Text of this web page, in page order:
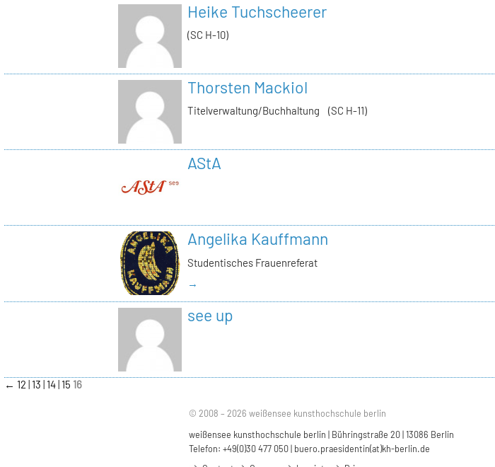
Heike Tuchscheerer
(SC H-10)
Thorsten Mackiol
Titelverwaltung/Buchhaltung (SC H-11)
AStA
Angelika Kauffmann
Studentisches Frauenreferat
→
see up
← 12 13 14 15 16
© 2008 – 2026 weißensee kunsthochschule berlin
weißensee kunsthochschule berlin | Bühringstraße 20 | 13086 Berlin
Telefon: +49(0)30 477 050 | buero.praesidentin(at)kh-berlin.de